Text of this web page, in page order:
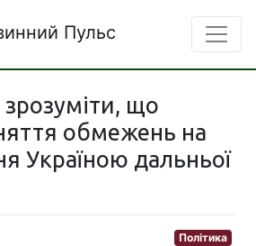
Пульс
що
обмежень на
Україною дальньої
Політика